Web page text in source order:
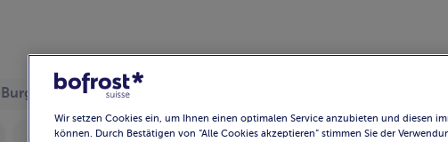
Burger Fisch
Vorspeisen / Würste Weine
Wir setzen Cookies ein, um Ihnen einen optimalen Service anzubieten und diesen
können. Durch Bestätigen von “Alle Cookies akzeptieren” stimmen Sie der